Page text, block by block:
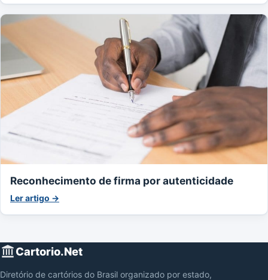
Reconhecimento de firma por autenticidade
Ler artigo →
Cartorio.Net
Diretório de cartórios do Brasil organizado por estado,